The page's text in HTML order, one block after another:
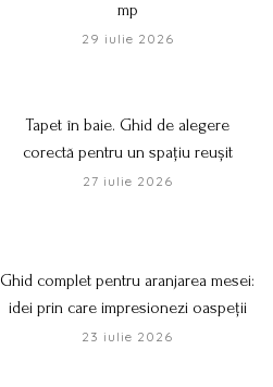
mp
29 iulie 2026
Tapet în baie. Ghid de alegere
corectă pentru un spațiu reușit
27 iulie 2026
Ghid complet pentru aranjarea mesei:
idei prin care impresionezi oaspeții
23 iulie 2026